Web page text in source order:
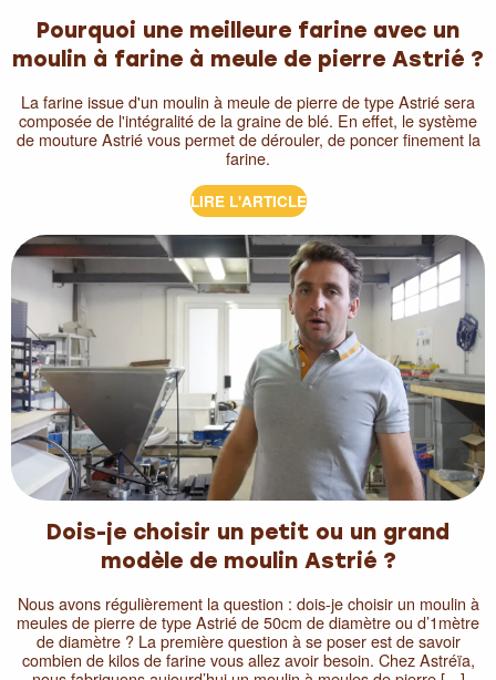
Pourquoi une meilleure farine avec un
moulin à farine à meule de pierre Astrié ?
La farine issue d'un moulin à meule de pierre de type Astrié sera
composée de l'intégralité de la graine de blé. En effet, le système
de mouture Astrié vous permet de dérouler, de poncer finement la
farine.
LIRE L'ARTICLE
Dois-je choisir un petit ou un grand
modèle de moulin Astrié ?
Nous avons régulièrement la question : dois-je choisir un moulin à
meules de pierre de type Astrié de 50cm de diamètre ou d’1mètre
de diamètre ? La première question à se poser est de savoir
combien de kilos de farine vous allez avoir besoin. Chez Astréïa,